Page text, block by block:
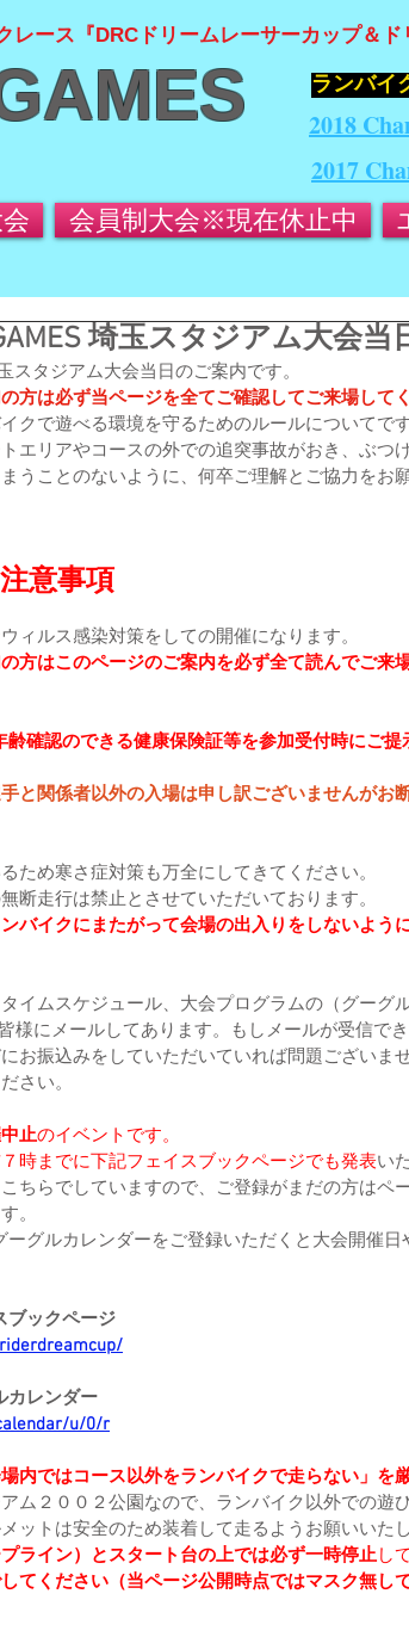
レース『DRCドリームレーサーカップ＆
2017
2018
ランバイ
会員制大会※現在休止中
埼玉スタジアム大会当
スタジアム大会当日のご案内です。
方は必ず当ページを全てご確認してご来場してく
クで遊べる環境を守るためのルールについてです
エリアやコースの外での追突事故がおき、ぶつ
うことのないように、何卒ご理解とご協力をお
意事項
ィルス感染対策をしての開催になります。
方はこのページのご案内を必ず全て読んでご来
齢確認のできる健康保険証等を参加受付時にご提
と関係者以外の入場は申し訳ございませんがお
ため寒さ症対策も万全にしてきてください。
断走行は禁止とさせていただいております。
バイクにまたがって会場の出入りをしないよう
イムスケジュール、大会プログラムの（グーグ
様にメールしてあります。もしメールが受信で
お振込みをしていただいていれば問題ございま
さい。
止のイベントです。
時までに下記フェイスブックページでも発表い
ちらでしていますので、ご登録がまだの方はペ
。
ーグルカレンダーをご登録いただくと大会開催
ブックページ
カレンダー
u/0/r
内ではコース以外をランバイクで走らない」を
ム２００２公園なので、ランバイク以外での遊
ットは安全のため装着して走るようお願いいたし
ライン）とスタート台の上では必ず一時停止し
てください（当ページ公開時点ではマスク無し